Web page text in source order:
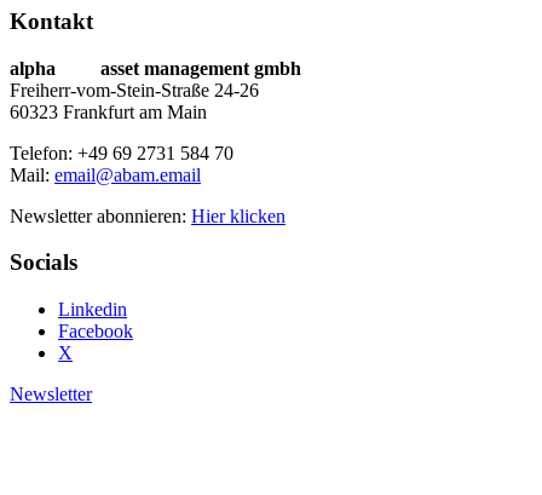
Kontakt
alpha
asset management gmbh
Freiherr-vom-Stein-Straße 24-26
60323 Frankfurt am Main
Telefon: +49 69 2731 584 70
Mail: email@abam.email
Newsletter abonnieren: Hier klicken
Socials
Linkedin
Facebook
X
Newsletter